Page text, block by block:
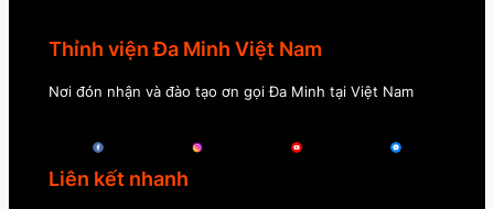
Thỉnh viện Đa Minh Việt Nam
Nơi đón nhận và đào tạo ơn gọi Đa Minh tại Việt Nam
Liên kết nhanh